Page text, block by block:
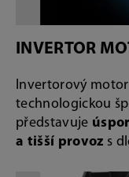
INVERTOR
Invertorový motor
technologickou
představuje
a tišší provoz s